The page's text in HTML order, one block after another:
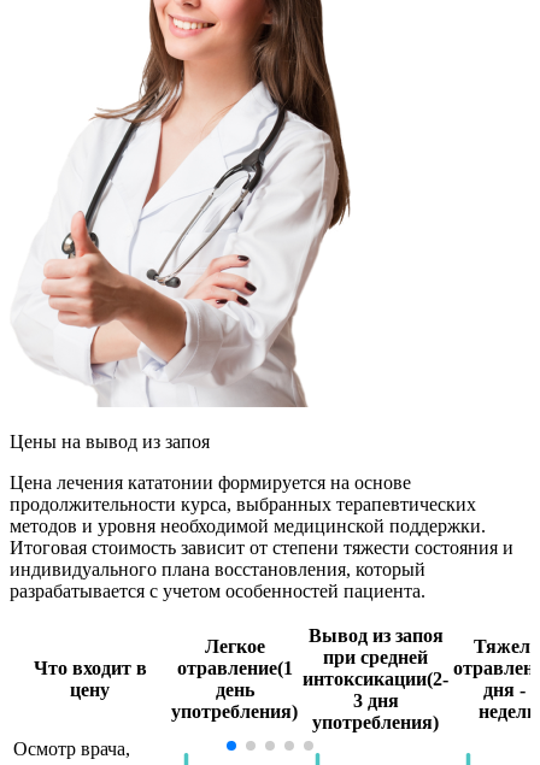
Цены на вывод из запоя
Цена лечения кататонии формируется на основе
продолжительности курса, выбранных терапевтических
методов и уровня необходимой медицинской поддержки.
Итоговая стоимость зависит от степени тяжести состояния и
индивидуального плана восстановления, который
разрабатывается с учетом особенностей пациента.
Что входит в
цену
Легкое
отравление(1
день
употребления)
Вывод из запоя
при средней
интоксикации(2-
3 дня
употребления)
дня - 2
Осмотр врача,